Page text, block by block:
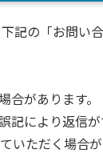
の「お問い
合があります。
記により返信
いただく場合